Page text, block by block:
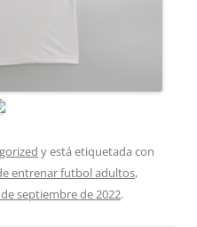
y está etiquetada con
entrenar futbol adultos,
de septiembre de 2022.